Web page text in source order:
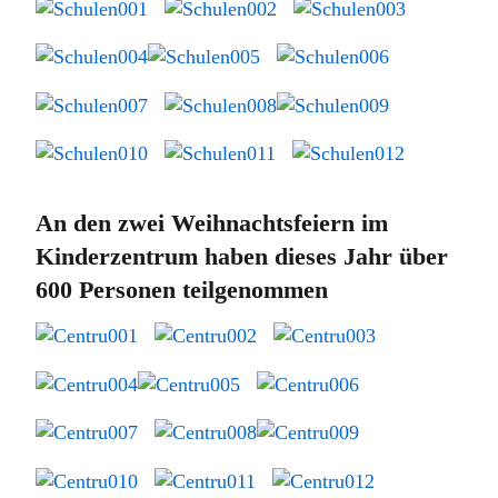
An den zwei Weihnachtsfeiern im
Kinderzentrum haben dieses Jahr über
600 Personen teilgenommen